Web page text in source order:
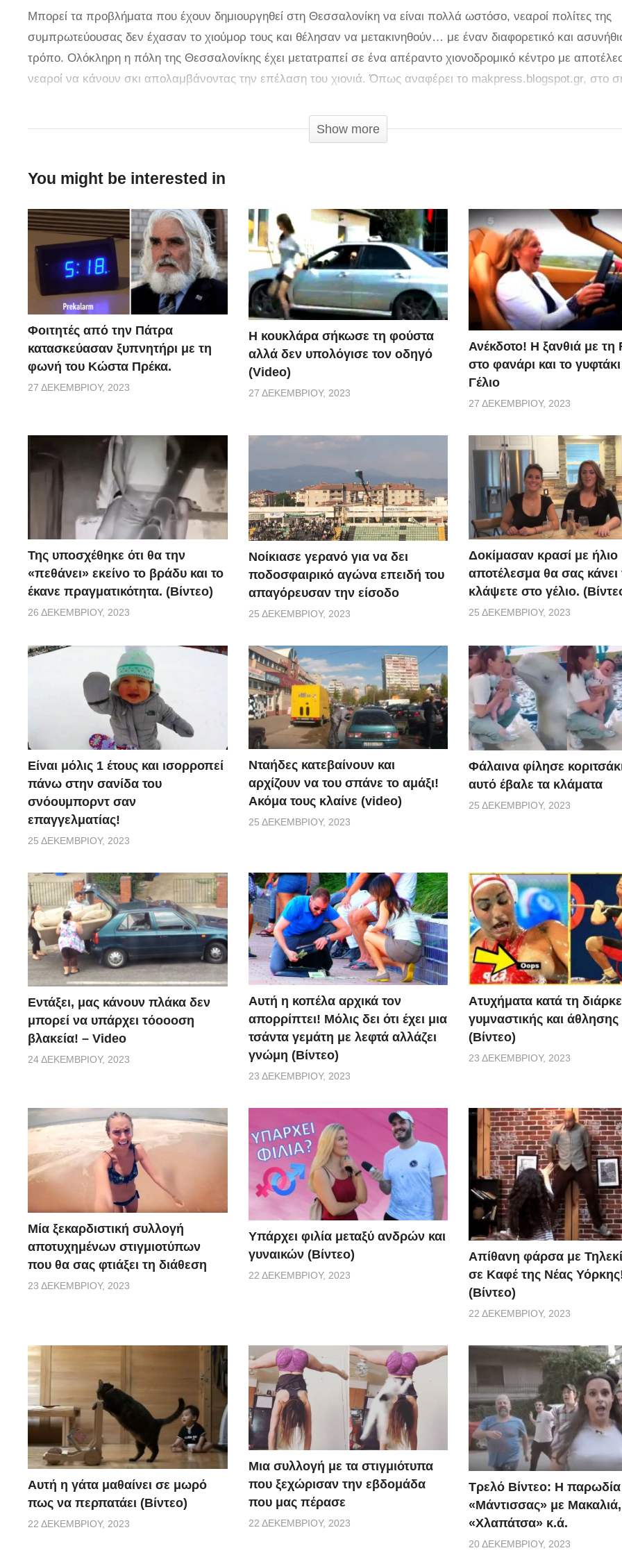
Μπορεί τα προβλήματα που έχουν δημιουργηθεί στη Θεσσαλονίκη να είναι πολλά ωστόσο, νεαροί πολίτες της
συμπρωτεύουσας δεν έχασαν το χιούμορ τους και θέλησαν να μετακινηθούν… με έναν διαφορετικό και
τρόπο. Ολόκληρη η πόλη της Θεσσαλονίκης έχει μετατραπεί σε ένα απέραντο χιονοδρομικό κέντρο με
νεαροί να κάνουν σκι απολαμβάνοντας την επέλαση του χιονιά. Όπως αναφέρει το makpress.blogspot.gr, στο
Show more
You might be interested in
Φοιτητές από την Πάτρα
κατασκεύασαν ξυπνητήρι με τη
φωνή του Κώστα Πρέκα.
27 ΔΕΚΕΜΒΡΊΟΥ, 2023
Η κουκλάρα σήκωσε τη φούστα
αλλά δεν υπολόγισε τον οδηγό
(Video)
27 ΔΕΚΕΜΒΡΊΟΥ, 2023
Ανέκδοτο! Η ξανθιά με τη
στο φανάρι και το
Γέλιο
27 ΔΕΚΕΜΒΡΊΟΥ, 2023
Της υποσχέθηκε ότι θα την
«πεθάνει» εκείνο το βράδυ και το
έκανε πραγματικότητα. (Βίντεο)
26 ΔΕΚΕΜΒΡΊΟΥ, 2023
Νοίκιασε γερανό για να δει
ποδοσφαιρικό αγώνα επειδή του
απαγόρευσαν την είσοδο
25 ΔΕΚΕΜΒΡΊΟΥ, 2023
Δοκίμασαν κρασί με ήλιο
αποτέλεσμα θα σας κάνει
κλάψετε στο γέλιο.
25 ΔΕΚΕΜΒΡΊΟΥ, 2023
Είναι μόλις 1 έτους και ισορροπεί
πάνω στην σανίδα του
σνόουμπορντ σαν
επαγγελματίας!
25 ΔΕΚΕΜΒΡΊΟΥ, 2023
Νταήδες κατεβαίνουν και
αρχίζουν να του σπάνε το αμάξι!
Ακόμα τους κλαίνε (video)
25 ΔΕΚΕΜΒΡΊΟΥ, 2023
Φάλαινα φίλησε
αυτό έβαλε τα κλάματα
25 ΔΕΚΕΜΒΡΊΟΥ, 2023
Εντάξει, μας κάνουν πλάκα δεν
μπορεί να υπάρχει τόοοοση
βλακεία! – Video
24 ΔΕΚΕΜΒΡΊΟΥ, 2023
Αυτή η κοπέλα αρχικά τον
απορρίπτει! Μόλις δει ότι έχει μια
τσάντα γεμάτη με λεφτά αλλάζει
γνώμη (Βίντεο)
23 ΔΕΚΕΜΒΡΊΟΥ, 2023
Aτυχήματα κατά τη
γυμναστικής και άθλησης
(Βίντεο)
23 ΔΕΚΕΜΒΡΊΟΥ, 2023
Μία ξεκαρδιστική συλλογή
αποτυχημένων στιγμιοτύπων
που θα σας φτιάξει τη διάθεση
23 ΔΕΚΕΜΒΡΊΟΥ, 2023
Υπάρχει φιλία μεταξύ ανδρών και
γυναικών (Βίντεο)
22 ΔΕΚΕΜΒΡΊΟΥ, 2023
Απίθανη φάρσα με
σε Καφέ της Νέας
(Βίντεο)
22 ΔΕΚΕΜΒΡΊΟΥ, 2023
Αυτή η γάτα μαθαίνει σε μωρό
πως να περπατάει (Βίντεο)
22 ΔΕΚΕΜΒΡΊΟΥ, 2023
Μια συλλογή με τα στιγμιότυπα
που ξεχώρισαν την εβδομάδα
που μας πέρασε
22 ΔΕΚΕΜΒΡΊΟΥ, 2023
Τρελό Βίντεο: H παρωδία
«Μάντισσας» με
«Χλαπάτσα» κ.ά.
20 ΔΕΚΕΜΒΡΊΟΥ, 2023